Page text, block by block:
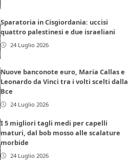
Sparatoria in Cisgiordania: uccisi
quattro palestinesi e due israeliani
24 Luglio 2026
Nuove banconote euro, Maria Callas e
Leonardo da Vinci tra i volti scelti dalla
Bce
24 Luglio 2026
I 5 migliori tagli medi per capelli
maturi, dal bob mosso alle scalature
morbide
24 Luglio 2026